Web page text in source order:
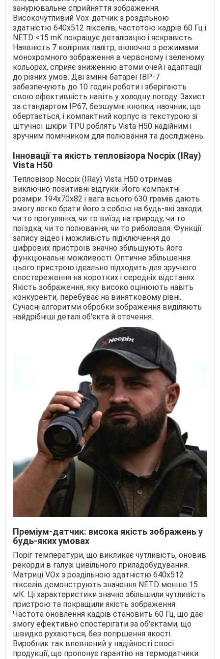
занурювальне сприйняття зображення.
Високочутливий Vox-датчик з роздільною
здатністю 640x512 пікселів, частотою кадрів 60 Гц і
NETD <15 mK покращує деталізацію і яскравість.
Наявність 7 колірних палітр, включно з режимами
монохромного зображення в червоному і зеленому
кольорах, сприяє зниженню втоми очей і адаптації
до різних умов. Дві змінні батареї IBP-7
забезпечують до 10 годин роботи і зберігають
свою ефективність навіть у холодну погоду. Захист
за стандартом IP67, безшумні кнопки, наочник, що
обертається, і компактний корпус із текстурою зі
штучної шкіри TPU роблять Vista H50 надійним і
зручним помічником для полювання та досліджень.
Інновації та якість тепловізора Nocpix (IRay)
Vista H50
Тепловізор Nocpix (IRay) Vista H50 отримав
виключно позитивні відгуки. Його компактні
розміри 194x70x82 і вага всього 630 грамів дають
змогу легко брати його з собою на будь-які заходи,
чи то прогулянка, чи то виїзд на природу, чи то
поїздка, чи то полювання, чи то риболовля. Функції
запису відео і можливість підключення до
цифрових пристроїв значно збільшують його
функціональні можливості. Оптичне збільшення
цього пристрою ідеально підходить для зручного
спостереження на коротких і середніх відстанях.
Якість зображення, яку високо оцінюють навіть
конкуренти, перебуває на винятковому рівні.
Сучасні алгоритми обробки зображення виділяють
найдрібніші деталі об'єкта й оточення.
Преміум-датчик: висока якість зображень у
будь-яких умовах
Поріг температури, що викликає чутливість, оновив
рекорди в галузі цивільного приладобудування.
Матриці VOx з роздільною здатністю 640x512
пікселів демонструють значення NETD менше 15
мК. Ці характеристики значно збільшили чутливість
пристрою та покращили якість зображення.
Частота оновлення кадрів становить 60 Гц, що дає
змогу ефективно спостерігати за об'єктами, що
швидко рухаються, без погіршення якості.
Виробник так впевнений у надійності своєї
продукції, що пропонує гарантію на термодатчики.